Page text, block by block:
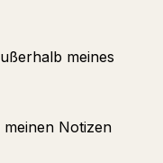
meines
Notizen